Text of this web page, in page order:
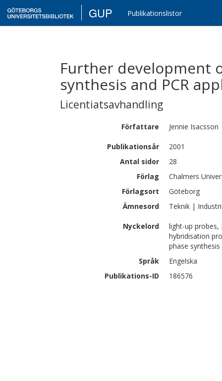
GUP Publikationslistor
Further development
synthesis and PCR
Licentiatsavhandling
Författare Jennie Isacsson
Publikationsår
2001
Antal sidor
28
Förlag
Chalmers
Förlagsort
Göteborg
Ämnesord
Teknik |
Nyckelord
light-up probes,
hybridisation
phase synthesis
Språk
Engelska
Publikations-ID
186576